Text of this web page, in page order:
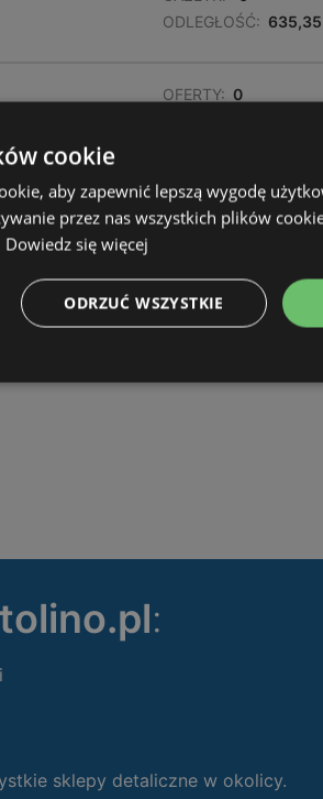
ODLEGŁOŚĆ:
OFERTY: 0
:
sklepy detaliczne w okolicy.
cookie
aby zapewnić lepszą wygodę
przez nas wszystkich plików
Dowiedz się więcej
ODRZUĆ WSZYSTKIE